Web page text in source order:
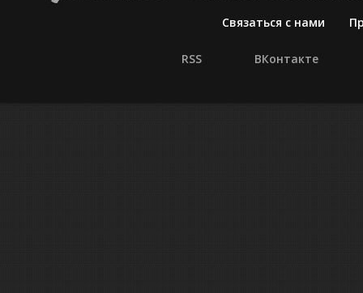
Связаться с нами
RSS ВКонтакте